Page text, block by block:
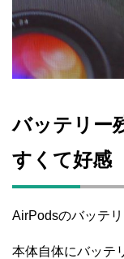
バッテリー
すくて好感
AirPodsのバッテ
本体自体にバッテ